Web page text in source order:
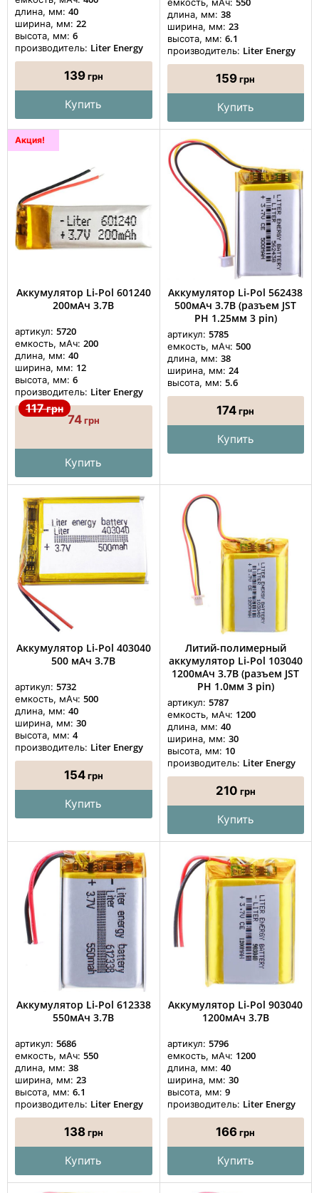
длина, мм: 40
ширина, мм: 22
высота, мм: 6
производитель: Liter Energy
139грн
Купить
длина, мм: 38
ширина, мм: 23
высота, мм: 6.1
производитель: Liter Energy
159грн
Купить
Акция!
Аккумулятор Li-Pol 601240
200мАч 3.7В
артикул: 5720
емкость, мАч: 200
длина, мм: 40
ширина, мм: 12
высота, мм: 6
производитель: Liter Energy
74грн
117грн
Купить
Аккумулятор Li-Pol 562438
500мАч 3.7В (разъем JST
PH 1.25мм 3 pin)
артикул: 5785
емкость, мАч: 500
длина, мм: 38
ширина, мм: 24
высота, мм: 5.6
174грн
Купить
Аккумулятор Li-Pol 403040
500 мАч 3.7В
артикул: 5732
емкость, мАч: 500
длина, мм: 40
ширина, мм: 30
высота, мм: 4
производитель: Liter Energy
154грн
Купить
Литий-полимерный
аккумулятор Li-Pol 103040
1200мАч 3.7В (разъем JST
PH 1.0мм 3 pin)
артикул: 5787
емкость, мАч: 1200
длина, мм: 40
ширина, мм: 30
высота, мм: 10
производитель: Liter Energy
210 грн
Купить
Аккумулятор Li-Pol 612338
550мАч 3.7В
артикул: 5686
емкость, мАч: 550
длина, мм: 38
ширина, мм: 23
высота, мм: 6.1
производитель: Liter Energy
138грн
Купить
Аккумулятор Li-Pol 903040
1200мАч 3.7В
артикул: 5796
емкость, мАч: 1200
длина, мм: 40
ширина, мм: 30
высота, мм: 9
производитель: Liter Energy
166грн
Купить